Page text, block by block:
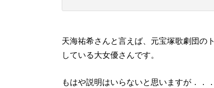
天海祐希さんと言えば、元宝塚歌劇団の
している大女優さんです。
もはや説明はいらないと思いますが．．．